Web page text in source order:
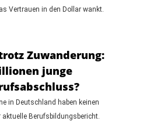
Vertrauen in den Dollar wankt.
Zuwanderung:
junge
in Deutschland haben keinen
Berufsbildungsbericht.